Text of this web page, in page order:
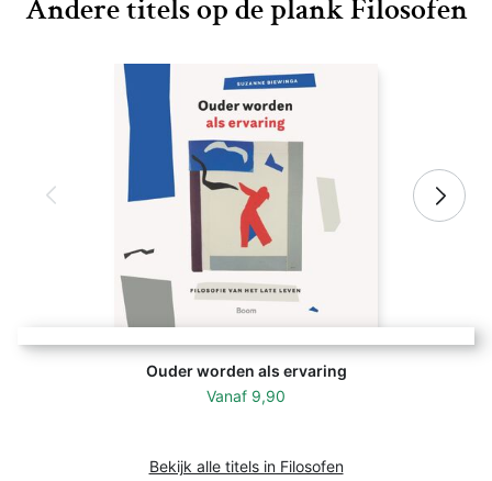
Andere titels op de plank Filosofen
Ouder worden als ervaring
Vanaf 9,90
Bekijk alle titels in Filosofen